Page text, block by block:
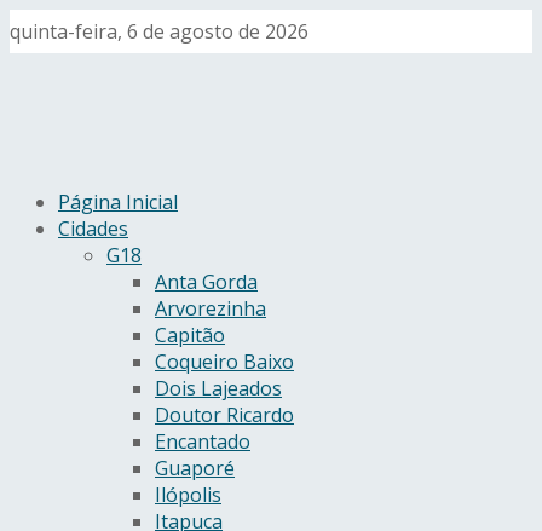
quinta-feira, 6 de agosto de 2026
Página Inicial
Cidades
G18
Anta Gorda
Arvorezinha
Capitão
Coqueiro Baixo
Dois Lajeados
Doutor Ricardo
Encantado
Guaporé
Ilópolis
Itapuca